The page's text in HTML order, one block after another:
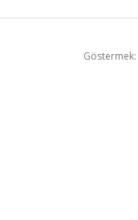
Göstermek: